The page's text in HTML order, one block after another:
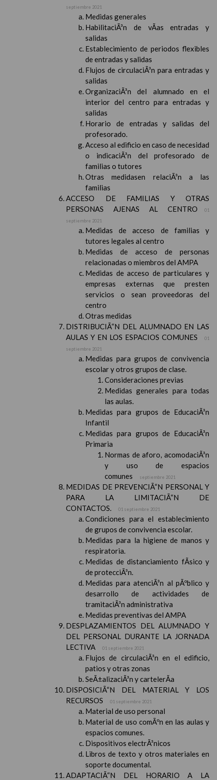
septiembre 2021
Medidas generales
HabilitaciÃ³n de vÃ­as entradas y
salidas
Establecimiento de periodos flexibles
de entradas y salidas
Flujos de circulaciÃ³n para entradas y
salidas
OrganizaciÃ³n del alumnado en el
interior del centro para entradas y
salidas
Horario de entradas y salidas del
profesorado.
Acceso al edificio en caso de necesidad
o indicaciÃ³n del profesorado de
familias o tutores
Otras medidasen relaciÃ³n a las
familias
ACCESO DE FAMILIAS Y OTRAS
PERSONAS AJENAS AL CENTRO
01
septiembre 2021
Medidas de acceso de familias y
tutores legales al centro
Medidas de acceso de personas
relacionadas o miembros del AMPA
Medidas de acceso de particulares y
empresas externas que presten
servicios o sean proveedoras del
centro
Otras medidas
DISTRIBUCIÃ“N DEL ALUMNADO EN LAS
AULAS Y EN LOS ESPACIOS COMUNES
01
septiembre 2021
Medidas para grupos de convivencia
escolar y otros grupos de clase.
Consideraciones previas
Medidas generales para todas
las aulas.
Medidas para grupos de EducaciÃ³n
Infantil
Medidas para grupos de EducaciÃ³n
Primaria
Normas de aforo, acomodaciÃ³n
y uso de espacios
comunes
septiembre 2021
MEDIDAS DE PREVENCIÃ“N PERSONAL Y
PARA LA LIMITACIÃ“N DE
CONTACTOS.
01 septiembre 2021
Condiciones para el establecimiento
de grupos de convivencia escolar.
Medidas para la higiene de manos y
respiratoria.
Medidas de distanciamiento fÃ­sico y
de protecciÃ³n.
Medidas para atenciÃ³n al pÃºblico y
desarrollo de actividades de
tramitaciÃ³n administrativa
Medidas preventivas del AMPA
DESPLAZAMIENTOS DEL ALUMNADO Y
DEL PERSONAL DURANTE LA JORNADA
LECTIVA
01 septiembre 2021
Flujos de circulaciÃ³n en el edificio,
patios y otras zonas
SeÃ±alizaciÃ³n y cartelerÃ­a
DISPOSICIÃ“N DEL MATERIAL Y LOS
RECURSOS
01 septiembre 2021
Material de uso personal
Material de uso comÃºn en las aulas y
espacios comunes.
Dispositivos electrÃ³nicos
Libros de texto y otros materiales en
soporte documental.
ADAPTACIÃ“N DEL HORARIO A LA